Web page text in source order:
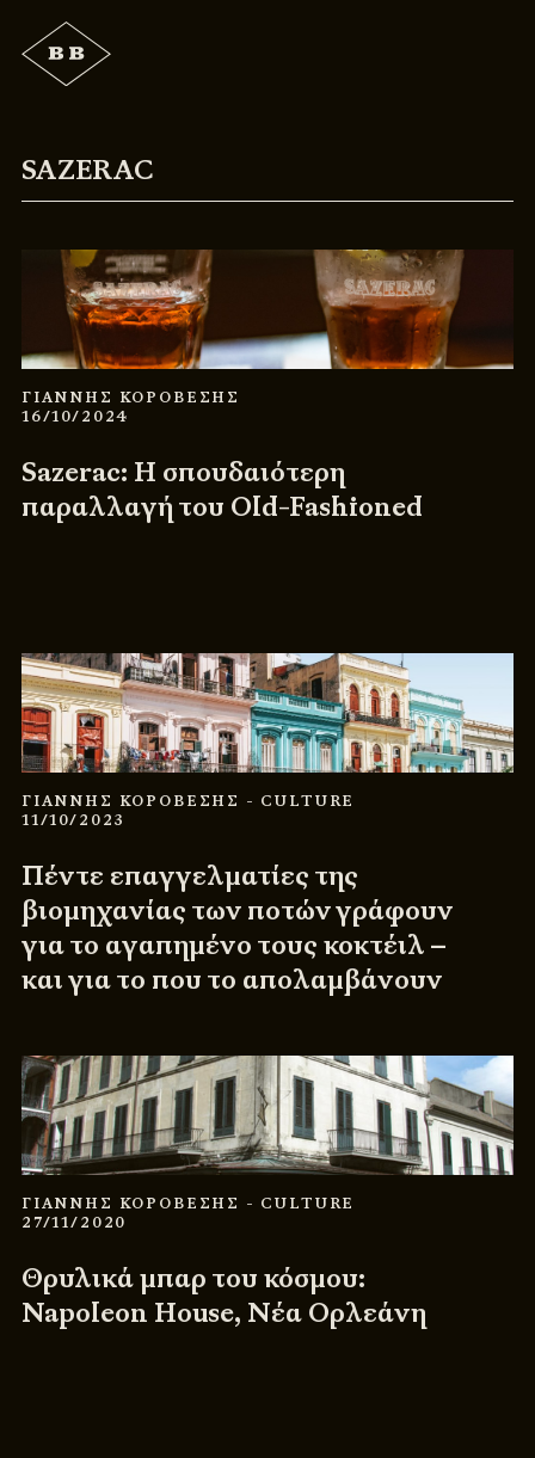
SAZERAC
ΓΙΑΝΝΗΣ ΚΟΡΟΒΕΣΗΣ
16/10/2024
Sazerac: Η σπουδαιότερη
παραλλαγή του Old-Fashioned
ΓΙΑΝΝΗΣ ΚΟΡΟΒΕΣΗΣ - CULTURE
11/10/2023
Πέντε επαγγελματίες της
βιομηχανίας των ποτών γράφουν
για το αγαπημένο τους κοκτέιλ –
και για το που το απολαμβάνουν
ΓΙΑΝΝΗΣ ΚΟΡΟΒΕΣΗΣ - CULTURE
27/11/2020
Θρυλικά μπαρ του κόσμου:
Napoleon House, Νέα Ορλεάνη